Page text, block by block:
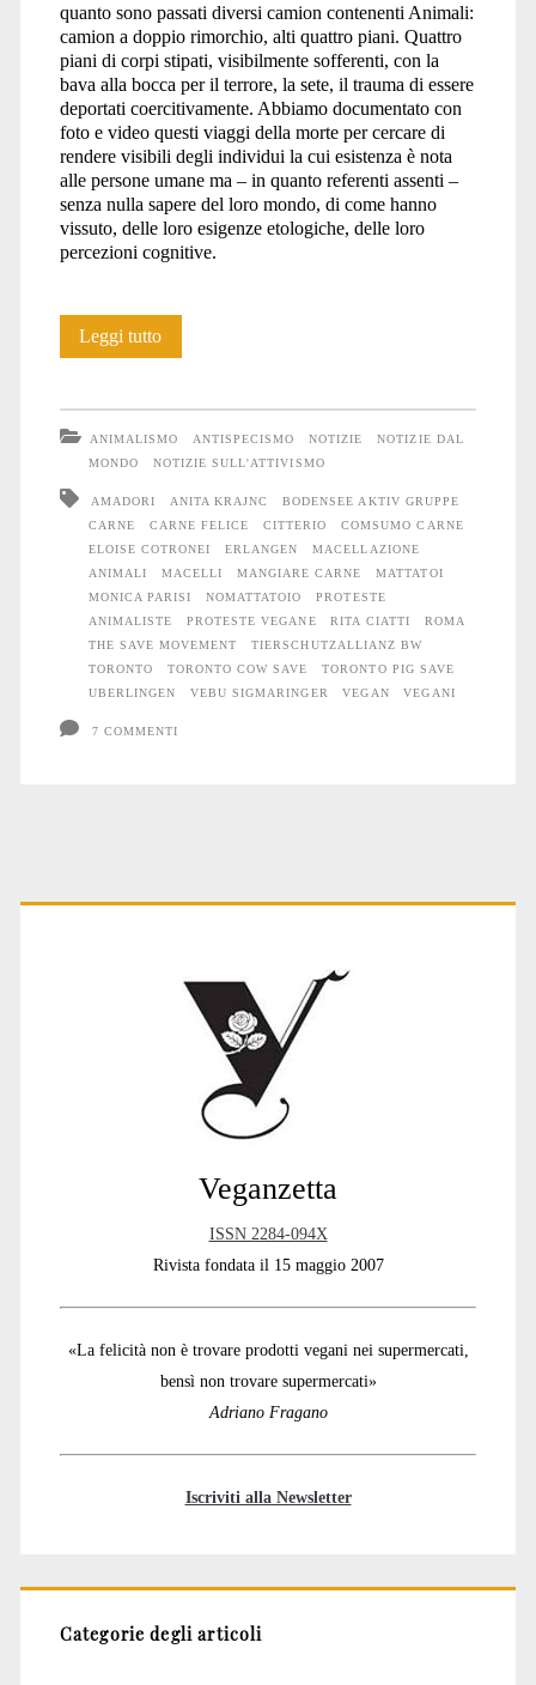
quanto sono passati diversi camion contenenti Animali:
camion a doppio rimorchio, alti quattro piani. Quattro
piani di corpi stipati, visibilmente sofferenti, con la
bava alla bocca per il terrore, la sete, il trauma di essere
deportati coercitivamente. Abbiamo documentato con
foto e video questi viaggi della morte per cercare di
rendere visibili degli individui la cui esistenza è nota
alle persone umane ma – in quanto referenti assenti –
senza nulla sapere del loro mondo, di come hanno
vissuto, delle loro esigenze etologiche, delle loro
percezioni cognitive.
Leggi tuttoNOmattatoio:
un
presidio
internazionale
ANIMALISMO ANTISPECISMO NOTIZIE
NOTIZIE DAL
MONDO
NOTIZIE SULL'ATTIVISMO
AMADORI ANITA KRAJNC
BODENSEE AKTIV GRUPPE
CARNE
CARNE FELICE CITTERIO
COMSUMO CARNE
ELOISE COTRONEI
ERLANGEN
MACELLAZIONE
ANIMALI
MACELLI MANGIARE CARNE
MATTATOI
MONICA PARISI
NOMATTATOIO
PROTESTE
ANIMALISTE
PROTESTE VEGANE RITA CIATTI
ROMA
THE SAVE MOVEMENT
TIERSCHUTZALLIANZ BW
TORONTO
TORONTO COW SAVE
TORONTO PIG SAVE
UBERLINGEN
VEBU SIGMARINGER VEGAN VEGANI
7 COMMENTI
Primary
Veganzetta
ISSN 2284-094X
Rivista fondata il 15 maggio 2007
«La felicità non è trovare prodotti vegani nei supermercati,
bensì non trovare supermercati»
Adriano Fragano
Iscriviti alla Newsletter
Categorie degli articoli